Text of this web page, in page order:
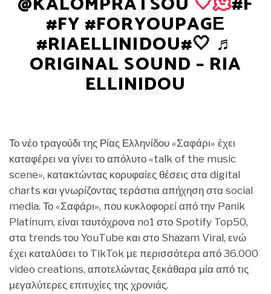
#FY #FORYOUPAGЕ
#RIAELLINIDOU#🤍 ♬
ORIGINAL SOUND – RIA
ELLINIDOU
Το νέο τραγούδι της Ρίας Ελληνίδου «Σαφάρι» έχει
καταφέρει να γίνει το απόλυτο «talk of the music
scene», κατακτώντας κορυφαίες θέσεις στα digital
charts και γνωρίζοντας τεράστια απήχηση στα social
media. Το «Σαφάρι», που κυκλοφορεί από την Panik
Platinum, είναι ταυτόχρονα no1 στο Spotify Top50,
στα trends του YouTube και στο Shazam Viral, ενώ
έχει καταλύσει το TikTok με περισσότερα από 36.000
video creations, αποτελώντας ξεκάθαρα μία από τις
μεγαλύτερες επιτυχίες της χρονιάς.